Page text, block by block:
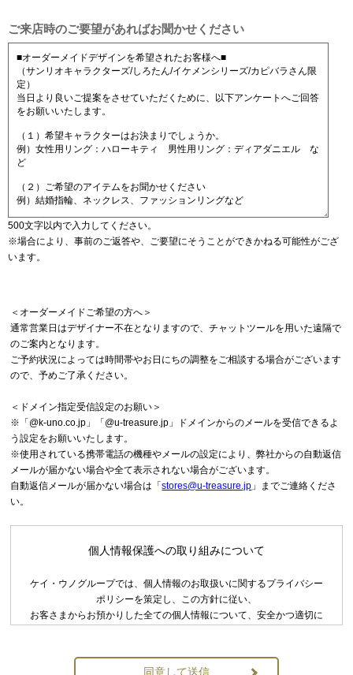
ご来店時のご要望があればお聞かせください
500文字以内で入力してください。
※場合により、事前のご返答や、ご要望にそうことができかねる可能性がござ
います。
＜オーダーメイドご希望の方へ＞
通常営業日はデザイナー不在となりますので、チャットツールを用いた遠隔で
のご案内となります。
ご予約状況によっては時間帯やお日にちの調整をご相談する場合がございます
ので、予めご了承ください。
＜ドメイン指定受信設定のお願い＞
※「@k-uno.co.jp」「@u-treasure.jp」ドメインからのメールを受信できるよ
う設定をお願いいたします。
※使用されている携帯電話の機種やメールの設定により、弊社からの自動返信
メールが届かない場合や全て表示されない場合がございます。
自動返信メールが届かない場合は「stores@u-treasure.jp 」までご連絡くださ
い。
個人情報保護への取り組みについて
ケイ・ウノグループでは、個人情報のお取扱いに関するプライバシー
ポリシーを策定し、この方針に従い、
お客さまからお預かりした全ての個人情報について、安全かつ適切に